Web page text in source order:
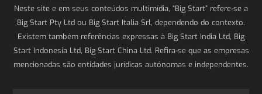
Neste site e em seus conteúdos multimídia, “Big Start” refere-se a
Big Start Pty Ltd ou Big Start Italia Srl, dependendo do contexto.
Existem também referências expressas à Big Start India Ltd, Big
Start Indonesia Ltd, Big Start China Ltd. Refira-se que as empresas
mencionadas são entidades jurídicas autónomas e independentes.